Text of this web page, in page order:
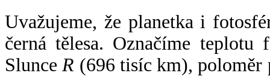
Uvažujeme, že planetka i
černá tělesa. Označíme
SlunceR (696 tisíc km),